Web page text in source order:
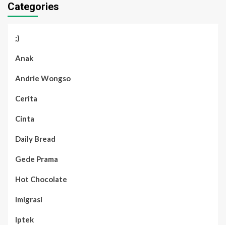
Categories
;)
Anak
Andrie Wongso
Cerita
Cinta
Daily Bread
Gede Prama
Hot Chocolate
Imigrasi
Iptek